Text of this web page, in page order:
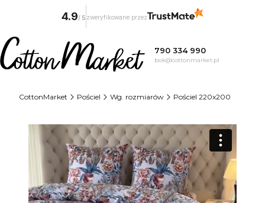
790 334 990
bok@cottonmarket.pl
CottonMarket Pościel Wg. rozmiarów Pościel 220x200
4.9/ 5 zweryfikowane przez